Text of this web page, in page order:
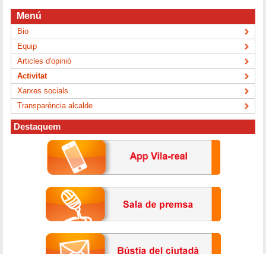
Menú
Bio
Equip
Articles d'opinió
Activitat
Xarxes socials
Transparència alcalde
Destaquem